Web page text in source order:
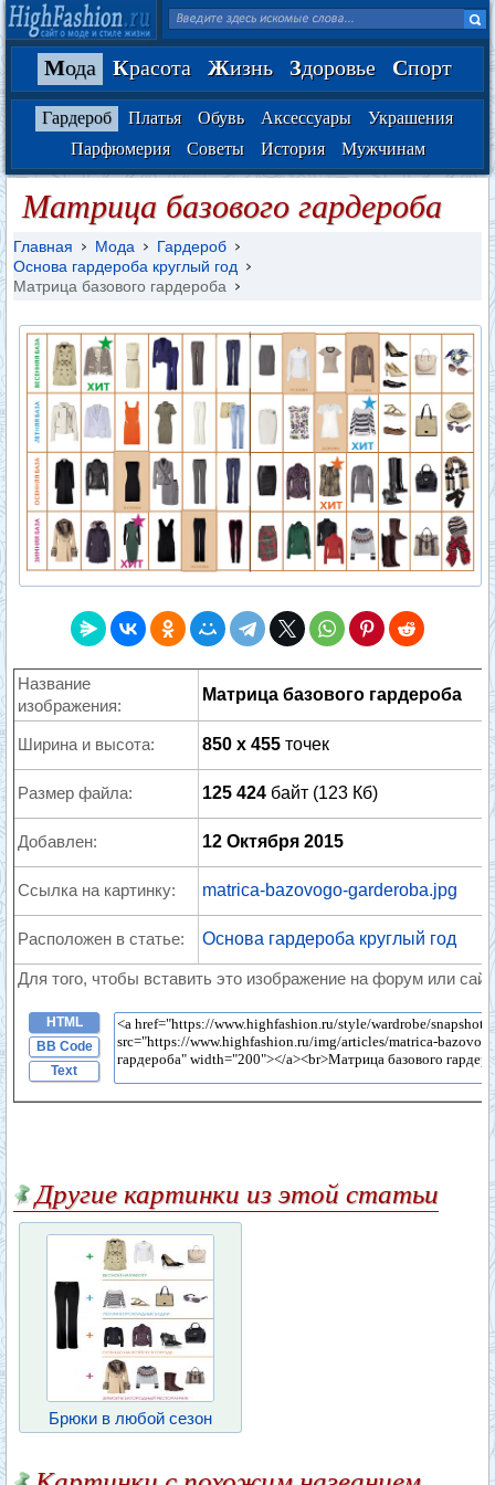
Мода Красота Жизнь Здоровье Спорт
Гардероб Платья Обувь Аксессуары
Украшения
Парфюмерия
Советы История Мужчинам
Матрица базового гардероба
Главная Мода
Гардероб
Основа гардероба круглый год
Матрица базового гардероба
Название
изображения:
Матрица базового гардероба
Ширина и высота: 850 x 455 точек
Размер файла: 125 424 байт (123 Кб)
Добавлен: 12 Октября 2015
Ссылка на картинку: matrica-bazovogo-garderoba.jpg
Расположен в статье: Основа гардероба круглый год
Для того, чтобы вставить это изображение на форум или
HTML
BB Code
Text
Другие картинки из этой статьи
Брюки в любой сезон